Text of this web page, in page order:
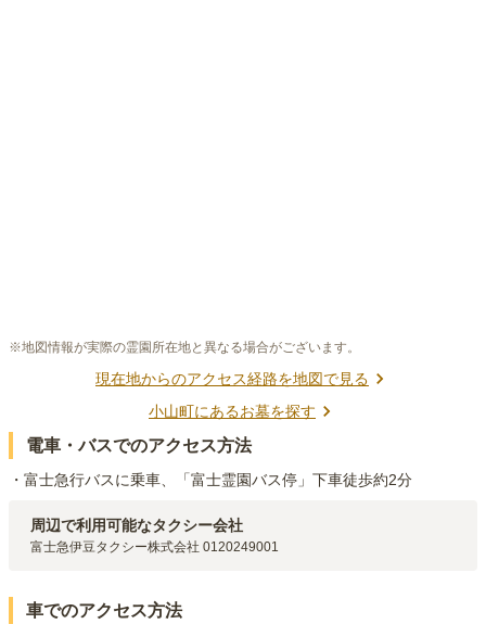
※地図情報が実際の霊園所在地と異なる場合がございます。
現在地からのアクセス経路を地図で見る
小山町にあるお墓を探す
電車・バスでのアクセス方法
・富士急行バスに乗車、「富士霊園バス停」下車徒歩約2分
周辺で利用可能なタクシー会社
富士急伊豆タクシー株式会社 0120249001
車でのアクセス方法